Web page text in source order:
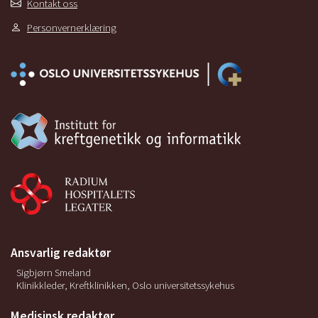
N0 – ingen spredning til nærliggende
lymfeknuter
≤ 3 cm
a – spredning til lymfeknute på samme
side > 3 cm ≤ 6 cm
c – spredning til lymfeknuter på begge
sider eller på motsatt side av svulsten ≤ 6
N3 – lymfeknutemetastaser > 6 cm
M-klassifikasjon
Kontakt oss
Personvernerklæring
Ansvarlig redaktør
Sigbjørn Smeland
Klinikkleder, Kreftklinikken, Oslo universitetssykehus